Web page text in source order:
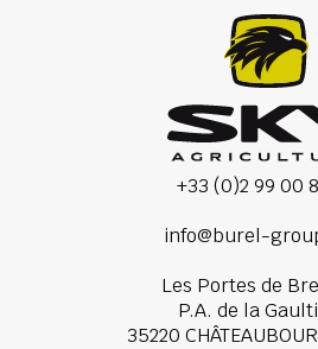
+33 (0)2 99 00
info@burel-
Les Portes de
P.A. de la
35220